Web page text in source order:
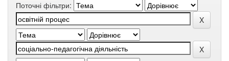
Поточні фільтри: